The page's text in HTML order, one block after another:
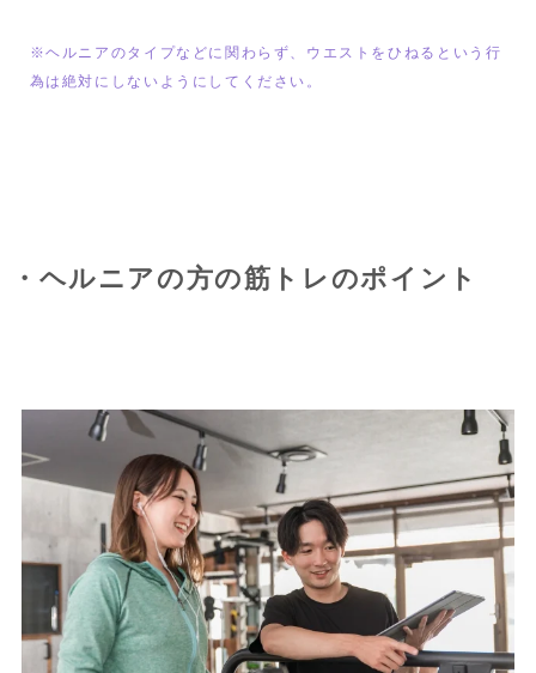
※ヘルニアのタイプなどに関わらず、ウエストをひねるという行
為は絶対にしないようにしてください。
・ヘルニアの方の筋トレのポイント